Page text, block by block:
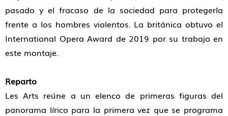
pasado y el fracaso de la sociedad para protegerla
frente a los hombres violentos. La británica obtuvo el
International Opera Award de 2019 por su trabajo en
este montaje.
Reparto
Les Arts reúne a un elenco de primeras figuras del
panorama lírico para la primera vez que se programa